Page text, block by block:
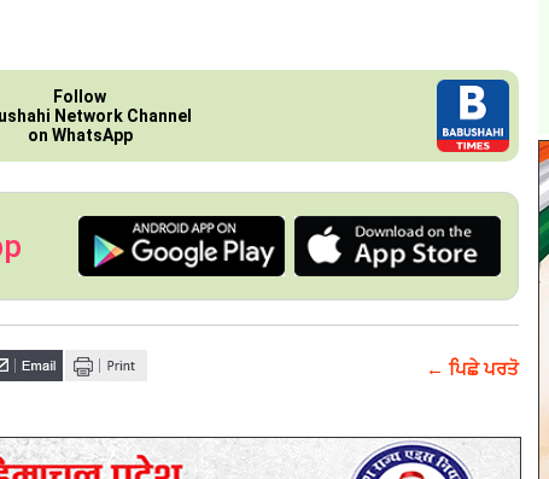
Follow
Network Channel
on WhatsApp
← ਪਿਛੇ ਪਰਤੋ